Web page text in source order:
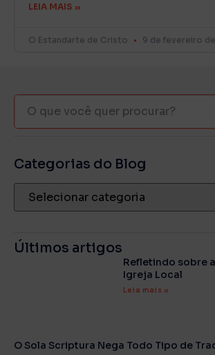
LEIA MAIS »
O Estandarte de Cristo 9 de fevereiro
Categorias do Blog
Últimos artigos
Refletindo sobre
Igreja Local
Leia mais »
O Sola Scriptura Nega Todo Tipo de